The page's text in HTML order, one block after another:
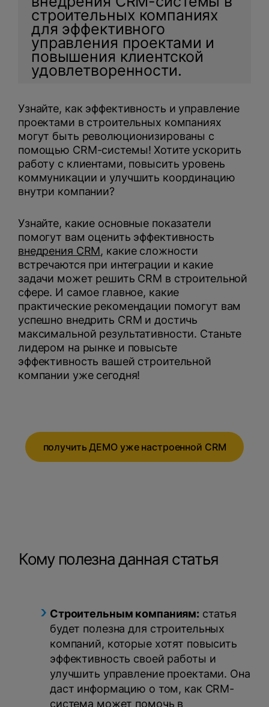
строительных компаниях
для эффективного
управления проектами и
повышения клиентской
удовлетворенности.
Узнайте, как эффективность и управление
проектами в строительных компаниях
могут быть революционизированы с
помощью CRM-системы! Хотите ускорить
работу с клиентами, повысить уровень
коммуникации и улучшить координацию
внутри компании?
Узнайте, какие основные показатели
помогут вам оценить эффективность
внедрения CRM, какие сложности
встречаются при интеграции и какие
задачи может решить CRM в строительной
сфере. И самое главное, какие
практические рекомендации помогут вам
успешно внедрить CRM и достичь
максимальной результативности. Станьте
лидером на рынке и повысьте
эффективность вашей строительной
компании уже сегодня!
получить ДЕМО уже настроенной CRM
Кому полезна данная статья
Строительным компаниям: статья
будет полезна для строительных
компаний, которые хотят повысить
эффективность своей работы и
улучшить управление проектами. Она
даст информацию о том, как CRM-
система может помочь в
персональных данныхи соглашаетесь с
политикой конфиденциальности.
оставить заявку